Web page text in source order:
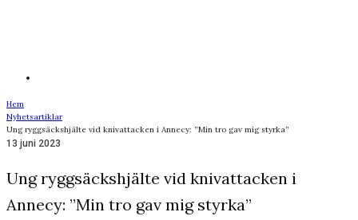
Hem
Nyhetsartiklar
Ung ryggsäckshjälte vid knivattacken i Annecy: ”Min tro gav mig styrka”
13 juni 2023
Ung ryggsäckshjälte vid knivattacken i
Annecy: ”Min tro gav mig styrka”